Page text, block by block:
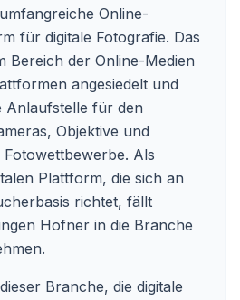
Online-
für digitale Fotografie. Das
Bereich der Online-Medien
angesiedelt und
Anlaufstelle für den
Objektive und
Als
Plattform, die sich an
richtet, fällt
Hofner in die Branche
Branche, die digitale